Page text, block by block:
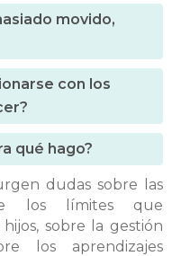
movido,
con los
qué hago?
dudas sobre las
los límites que
sobre la gestión
los aprendizajes